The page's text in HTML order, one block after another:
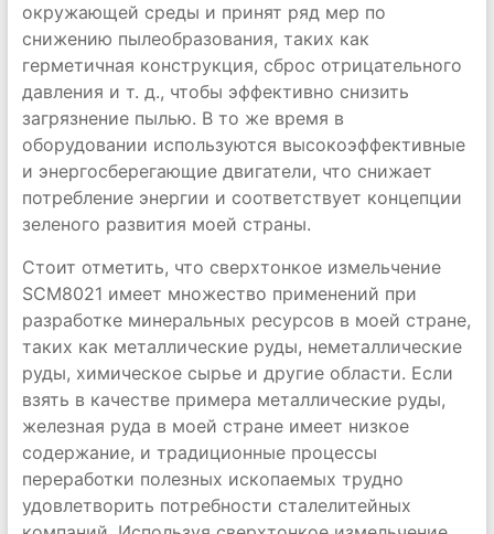
окружающей среды и принят ряд мер по
снижению пылеобразования, таких как
герметичная конструкция, сброс отрицательного
давления и т. д., чтобы эффективно снизить
загрязнение пылью. В то же время в
оборудовании используются высокоэффективные
и энергосберегающие двигатели, что снижает
потребление энергии и соответствует концепции
зеленого развития моей страны.
Стоит отметить, что сверхтонкое измельчение
SCM8021 имеет множество применений при
разработке минеральных ресурсов в моей стране,
таких как металлические руды, неметаллические
руды, химическое сырье и другие области. Если
взять в качестве примера металлические руды,
железная руда в моей стране имеет низкое
содержание, и традиционные процессы
переработки полезных ископаемых трудно
удовлетворить потребности сталелитейных